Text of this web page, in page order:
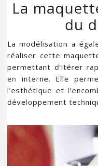
La
du
La modélisation a
réaliser cette
permettant d’itérer
en interne. Elle
l’esthétique et
développement